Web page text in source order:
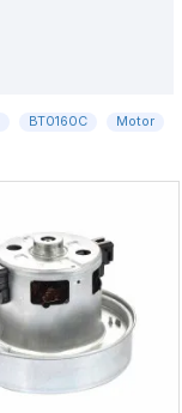
BT0160C Motor